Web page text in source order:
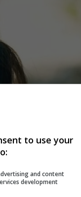
молоді
to use your
and content
development